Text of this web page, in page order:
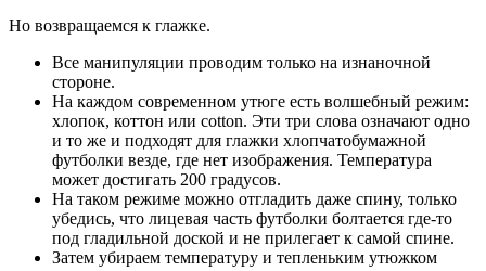
Но возвращаемся к глажке.
Все манипуляции проводим только на изнаночной
стороне.
На каждом современном утюге есть волшебный режим:
хлопок, коттон или cotton. Эти три слова означают одно
и то же и подходят для глажки хлопчатобумажной
футболки везде, где нет изображения. Температура
может достигать 200 градусов.
На таком режиме можно отгладить даже спину, только
убедись, что лицевая часть футболки болтается где-то
под гладильной доской и не прилегает к самой спине.
Затем убираем температуру и тепленьким утюжком